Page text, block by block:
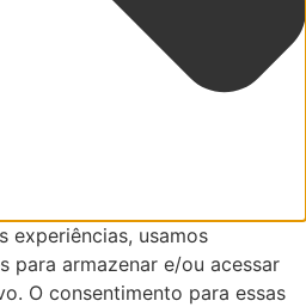
experiências, usamos
para armazenar e/ou acessar
O consentimento para essas